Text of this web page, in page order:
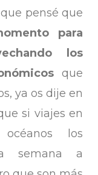
pensé que
para
los
que
ya os dije en
si viajes en
los
semana a